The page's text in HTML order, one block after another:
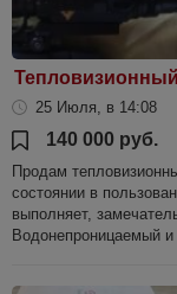
25 Июля, в 14:08
140 000 руб.
Продам
состоянии в
выполняет,
Водонепроницаемый